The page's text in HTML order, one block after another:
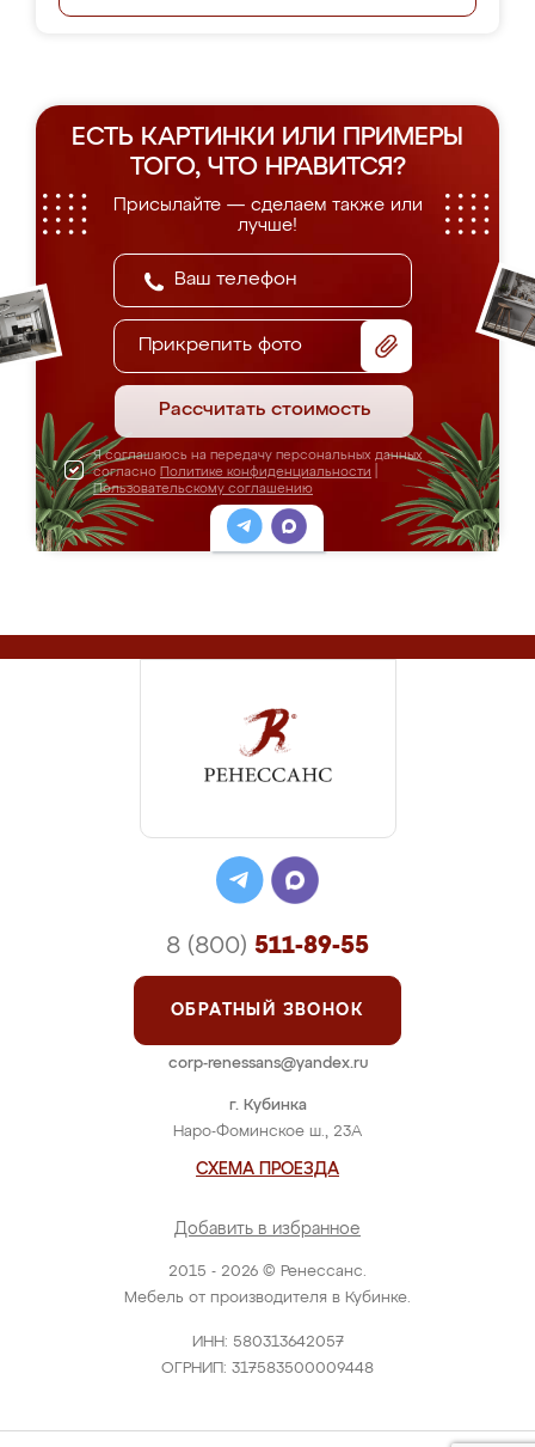
ЕСТЬ КАРТИНКИ ИЛИ ПРИМЕРЫ
ТОГО, ЧТО НРАВИТСЯ?
Присылайте — сделаем также или
лучше!
Прикрепить фото
Рассчитать стоимость
Я соглашаюсь на передачу персональных данных
согласно Политике конфиденциальности
Пользовательскому соглашению
2015 - 2026 © Ренессанс.
Мебель от производителя в Кубинке.
ИНН: 580313642057
ОГРНИП: 317583500009448
г. Кубинка
Наро-Фоминское ш., 23А
СХЕМА ПРОЕЗДА
Добавить в избранное
8 (800) 511-89-55
ОБРАТНЫЙ ЗВОНОК
corp-renessans@yandex.ru